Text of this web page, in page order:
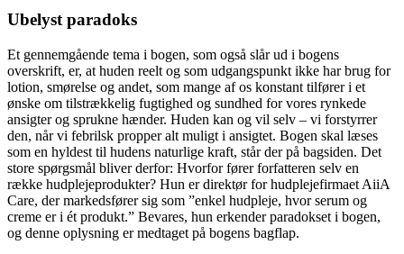
Ubelyst paradoks
Et gennemgående tema i bogen, som også slår ud i bogens
overskrift, er, at huden reelt og som udgangspunkt ikke har brug for
lotion, smørelse og andet, som mange af os konstant tilfører i et
ønske om tilstrækkelig fugtighed og sundhed for vores rynkede
ansigter og sprukne hænder. Huden kan og vil selv – vi forstyrrer
den, når vi febrilsk propper alt muligt i ansigtet. Bogen skal læses
som en hyldest til hudens naturlige kraft, står der på bagsiden. Det
store spørgsmål bliver derfor: Hvorfor fører forfatteren selv en
række hudplejeprodukter? Hun er direktør for hudplejefirmaet AiiA
Care, der markedsfører sig som ”enkel hudpleje, hvor serum og
creme er i ét produkt.” Bevares, hun erkender paradokset i bogen,
og denne oplysning er medtaget på bogens bagflap.